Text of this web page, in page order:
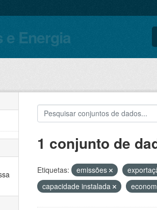
e Energia
1 conjunto de
Etiquetas: emissões
capacidade instalada